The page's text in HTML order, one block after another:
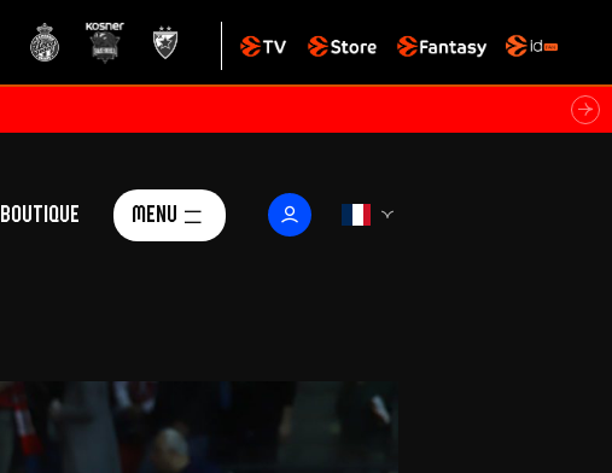
Boutique Menu
Actualités